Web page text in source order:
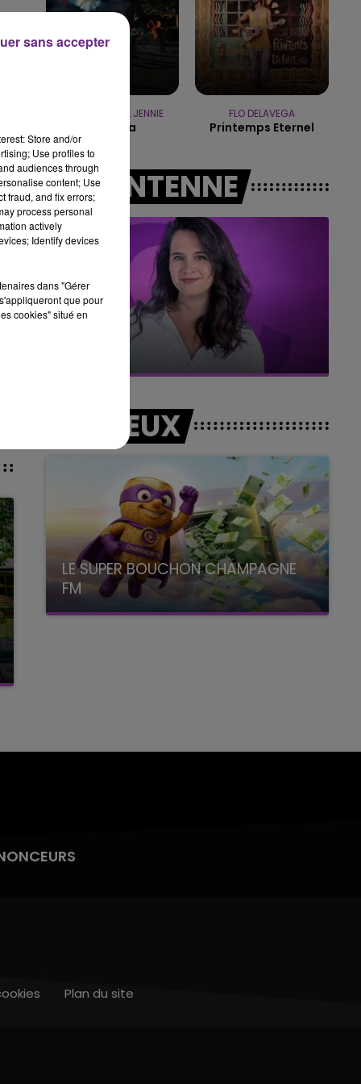
7h00 - 11h00
TAME IMPALA & JENNIE
Dracula
FLO DELAVEGA
Printemps Eternel
A L'ANTENNE
Le week-end Champagne FM
LES JEUX
LE SUPER BOUCHON CHAMPAGNE
FM
avec La Famille Champagne FM, à 8H10
Plan du site
Store and/or
Use profiles to
audiences through
content; Use
fraud, and fix errors;
process personal
actively
Identify devices
dans "Gérer
que pour
cookies" situé en
sans accepter